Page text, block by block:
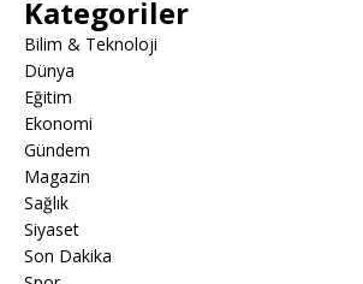
Kategoriler
Bilim & Teknoloji
Dünya
Eğitim
Ekonomi
Gündem
Magazin
Sağlık
Siyaset
Son Dakika